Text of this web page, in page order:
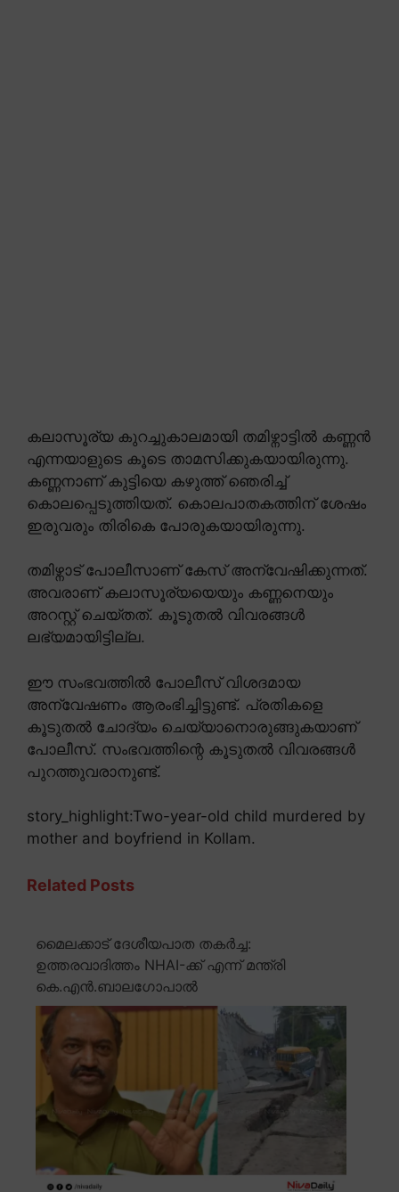
കലാസൂര്യ കുറച്ചുകാലമായി തമിഴ്നാട്ടിൽ കണ്ണൻ
എന്നയാളുടെ കൂടെ താമസിക്കുകയായിരുന്നു.
കണ്ണനാണ് കുട്ടിയെ കഴുത്ത് ഞെരിച്ച്
കൊലപ്പെടുത്തിയത്. കൊലപാതകത്തിന് ശേഷം
ഇരുവരും തിരികെ പോരുകയായിരുന്നു.
തമിഴ്നാട് പോലീസാണ് കേസ് അന്വേഷിക്കുന്നത്.
അവരാണ് കലാസൂര്യയെയും കണ്ണനെയും
അറസ്റ്റ് ചെയ്തത്. കൂടുതൽ വിവരങ്ങൾ
ലഭ്യമായിട്ടില്ല.
ഈ സംഭവത്തിൽ പോലീസ് വിശദമായ
അന്വേഷണം ആരംഭിച്ചിട്ടുണ്ട്. പ്രതികളെ
കൂടുതൽ ചോദ്യം ചെയ്യാനൊരുങ്ങുകയാണ്
പോലീസ്. സംഭവത്തിന്റെ കൂടുതൽ വിവരങ്ങൾ
പുറത്തുവരാനുണ്ട്.
story_highlight:Two-year-old child murdered by
mother and boyfriend in Kollam.
Related Posts
മൈലക്കാട് ദേശീയപാത തകർച്ച:
ഉത്തരവാദിത്തം NHAI-ക്ക് എന്ന് മന്ത്രി
കെ.എൻ.ബാലഗോപാൽ